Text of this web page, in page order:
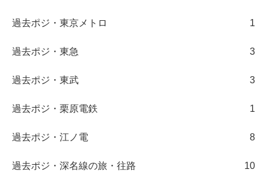
過去ポジ・東京メトロ 1
過去ポジ・東急 3
過去ポジ・東武 3
過去ポジ・栗原電鉄 1
過去ポジ・江ノ電 8
過去ポジ・深名線の旅・往路 10